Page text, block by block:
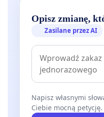
Opisz zmianę,
Zasilane przez AI
Napisz własnymi
Ciebie mocną petycję.